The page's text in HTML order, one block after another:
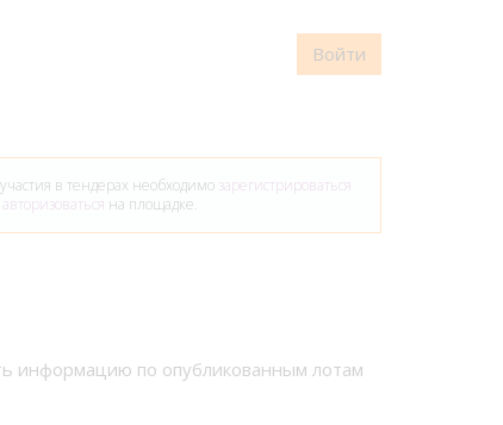
Войти
в тендерах необходимо зарегистрироваться
авторизоваться на площадке.
информацию по опубликованным лотам